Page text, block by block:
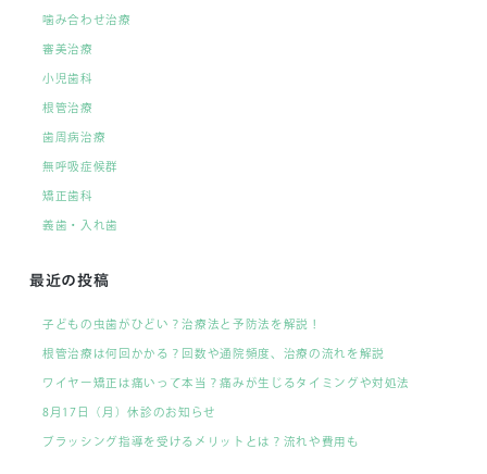
噛み合わせ治療
審美治療
小児歯科
根管治療
歯周病治療
無呼吸症候群
矯正歯科
義歯・入れ歯
最近の投稿
子どもの虫歯がひどい？治療法と予防法を解説！
根管治療は何回かかる？回数や通院頻度、治療の流れを解説
ワイヤー矯正は痛いって本当？痛みが生じるタイミングや対処法
8月17日（月）休診のお知らせ
ブラッシング指導を受けるメリットとは？流れや費用も